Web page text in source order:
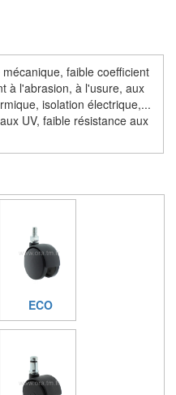
faible coefficient
à l'abrasion, à l'usure, aux
isolation électrique,...
UV, faible résistance aux
ECO